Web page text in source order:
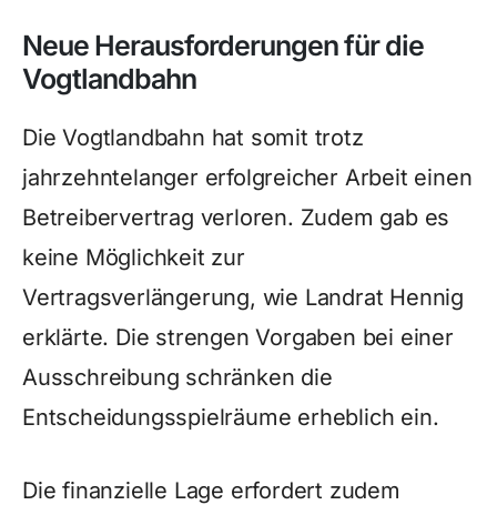
Neue Herausforderungen für die
Vogtlandbahn
Die Vogtlandbahn hat somit trotz
jahrzehntelanger erfolgreicher Arbeit einen
Betreibervertrag verloren. Zudem gab es
keine Möglichkeit zur
Vertragsverlängerung, wie Landrat Hennig
erklärte. Die strengen Vorgaben bei einer
Ausschreibung schränken die
Entscheidungsspielräume erheblich ein.
Die finanzielle Lage erfordert zudem